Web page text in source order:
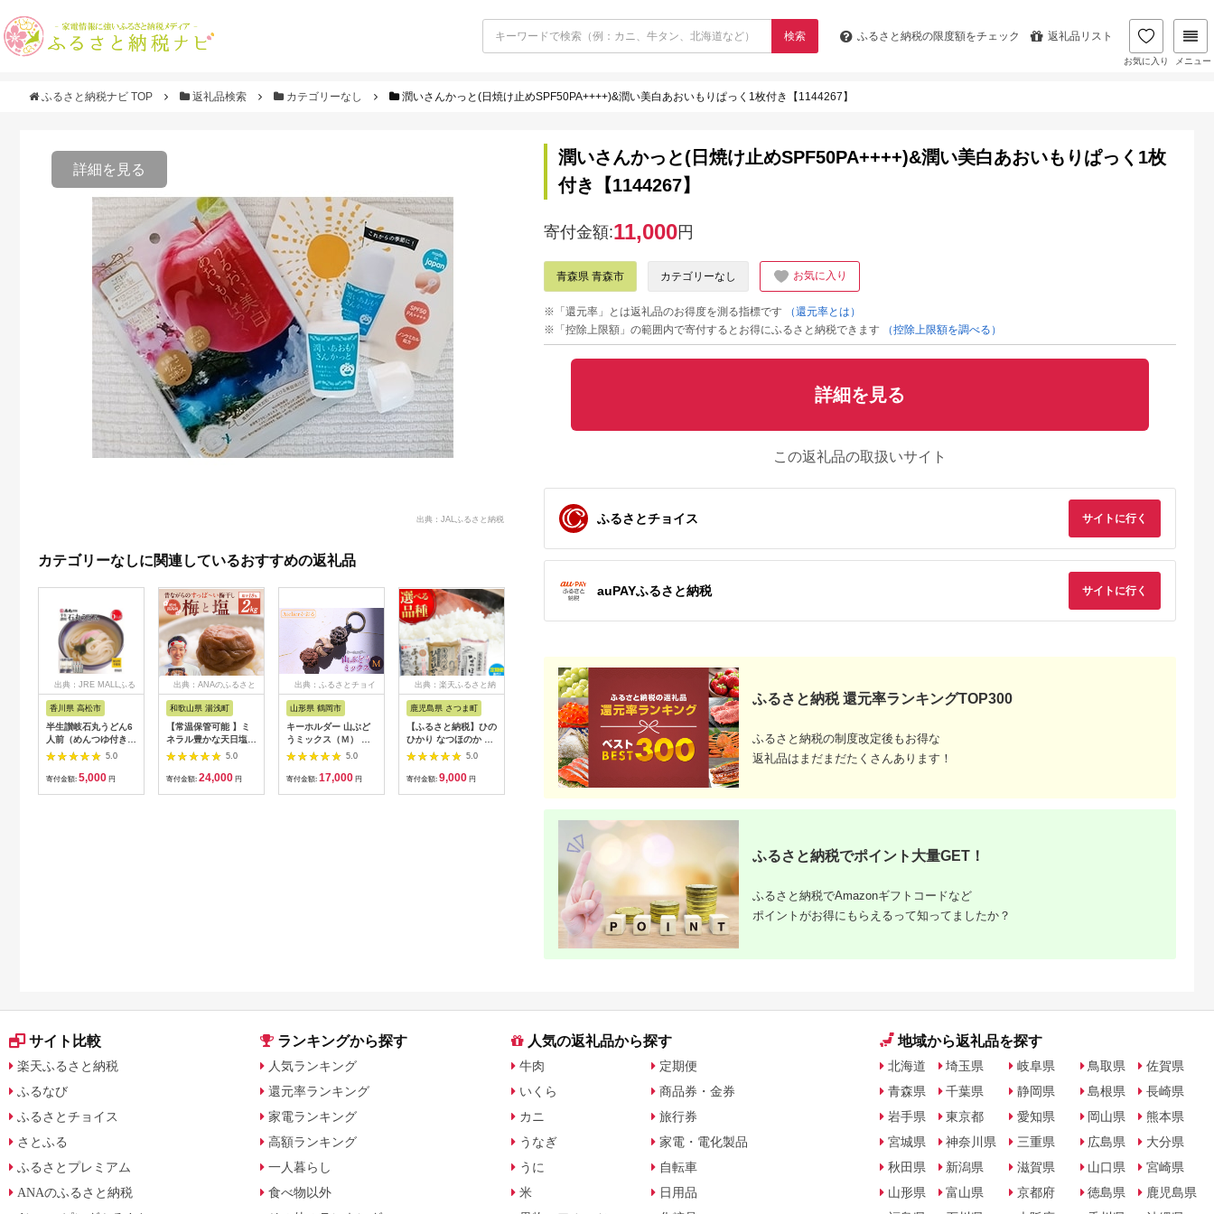
検索 ふるさと納税の限度額をチェック 返礼品リスト
お気に入り メニュー
ふるさと納税ナビ TOP 返礼品検索 カテゴリーなし 潤いさんかっと(日焼け止めSPF50PA++++)&潤い美白あおいもりぱっく1枚付き【1144267】
詳細を見る
出典：JALふるさと納税
カテゴリーなしに関連しているおすすめの返礼品
出典：JRE MALLふる
香川県 高松市
半生讃岐石丸うどん6
人前（めんつゆ付き）
麺300g×2袋
5.0
寄付金額: 5,000 円
出典：ANAのふるさと
和歌山県 湯浅町
【常温保管可能 】ミ
ネラル豊かな天日塩だ
けで漬けた無添加梅干
し2kg 梅ボーイズ｜
南高梅
5.0
寄付金額: 24,000 円
出典：ふるさとチョイ
山形県 鶴岡市
キーホルダー 山ぶど
うミックス（Ｍ） 山
形県鶴岡市 アトリエ
かおる | 山葡萄 雑貨
キーホルダー ギフト
5.0
寄付金額: 17,000 円
出典：楽天ふるさと納
鹿児島県 さつま町
【ふるさと納税】ひの
ひかり なつほのか あ
きほなみ 選べる 品種
定期便 米 2kg
5kg《出荷時期をお選
5.0
寄付金額: 9,000 円
出典：ふるさとチョイ
ス
佐賀県 伊万里市
【伊万里焼】ブルーレ
ースパン皿 035-H389
5.0
寄付金額:13,000
出典：楽天ふるさと納
税
沖縄県 うるま市
【ふるさと納税】［沖
縄の海塩］ぬちまーす
顆粒（250g）×2袋セ
ット 【ぬちまーす】
食塩 塩 調味料 食卓塩
顆粒 シーソルト 人気
5.0
12,000円
税
岩手県 二戸市
わて短角和牛 ハンバ
ーグセット 150g×8個
計1.2kg 027-0407
5.0
税
宮崎県 日向市
の駅ほそしま 大漁 セ
ット [海の駅 ほそしま
宮崎県 日向市
5.0
潤いさんかっと(日焼け止めSPF50PA++++)&潤い美白あおいもりぱっく1枚
付き【1144267】
寄付金額:11,000円
青森県 青森市 カテゴリーなし お気に入り
※「還元率」とは返礼品のお得度を測る指標です
（還元率とは）
※「控除上限額」の範囲内で寄付するとお得にふるさと納税できます
（控除上限額を調べる）
詳細を見る
この返礼品の取扱いサイト
ふるさとチョイス サイトに行く
auPAYふるさと納税 サイトに行く
ふるさと納税 還元率ランキングTOP300
ふるさと納税の制度改定後もお得な
返礼品はまだまだたくさんあります！
ふるさと納税でポイント大量GET！
ふるさと納税でAmazonギフトコードなど
ポイントがお得にもらえるって知ってましたか？
サイト比較
楽天ふるさと納税
ふるなび
ふるさとチョイス
さとふる
ふるさとプレミアム
ANAのふるさと納税
ランキングから探す
人気ランキング
還元率ランキング
家電ランキング
高額ランキング
一人暮らし
食べ物以外
人気の返礼品から探す
牛肉
いくら
カニ
うなぎ
うに
米
定期便
商品券・金券
旅行券
家電・電化製品
自転車
日用品
地域から返礼品を探す
北海道
青森県
岩手県
宮城県
秋田県
山形県
埼玉県
千葉県
東京都
神奈川県
新潟県
富山県
岐阜県
静岡県
愛知県
三重県
滋賀県
京都府
鳥取県
島根県
岡山県
広島県
山口県
徳島県
佐賀県
長崎県
熊本県
大分県
宮崎県
鹿児島県